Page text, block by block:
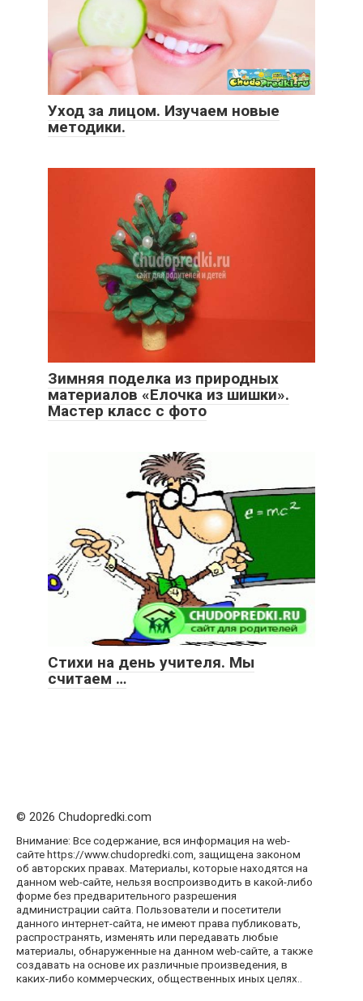
Уход за лицом. Изучаем новые
методики.
Зимняя поделка из природных
материалов «Елочка из шишки».
Мастер класс с фото
Стихи на день учителя. Мы
считаем …
© 2026 Chudopredki.com
Внимание: Все содержание, вся информация на web-
сайте https://www.chudopredki.com, защищена законом
об авторских правах. Материалы, которые находятся на
данном web-сайте, нельзя воспроизводить в какой-либо
форме без предварительного разрешения
администрации сайта. Пользователи и посетители
данного интернет-сайта, не имеют права публиковать,
распространять, изменять или передавать любые
материалы, обнаруженные на данном web-сайте, а также
создавать на основе их различные произведения, в
каких-либо коммерческих, общественных иных целях..